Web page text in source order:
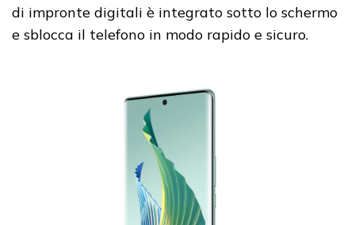
di impronte digitali è integrato sotto lo schermo
e sblocca il telefono in modo rapido e sicuro.